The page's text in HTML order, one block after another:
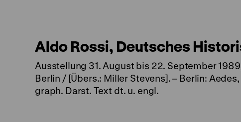
Aldo Rossi, Deutsches
Ausstellung 31. August bis 22. September
Berlin / [Übers.: Miller Stevens]. – Berlin:
graph. Darst. Text dt. u. engl.